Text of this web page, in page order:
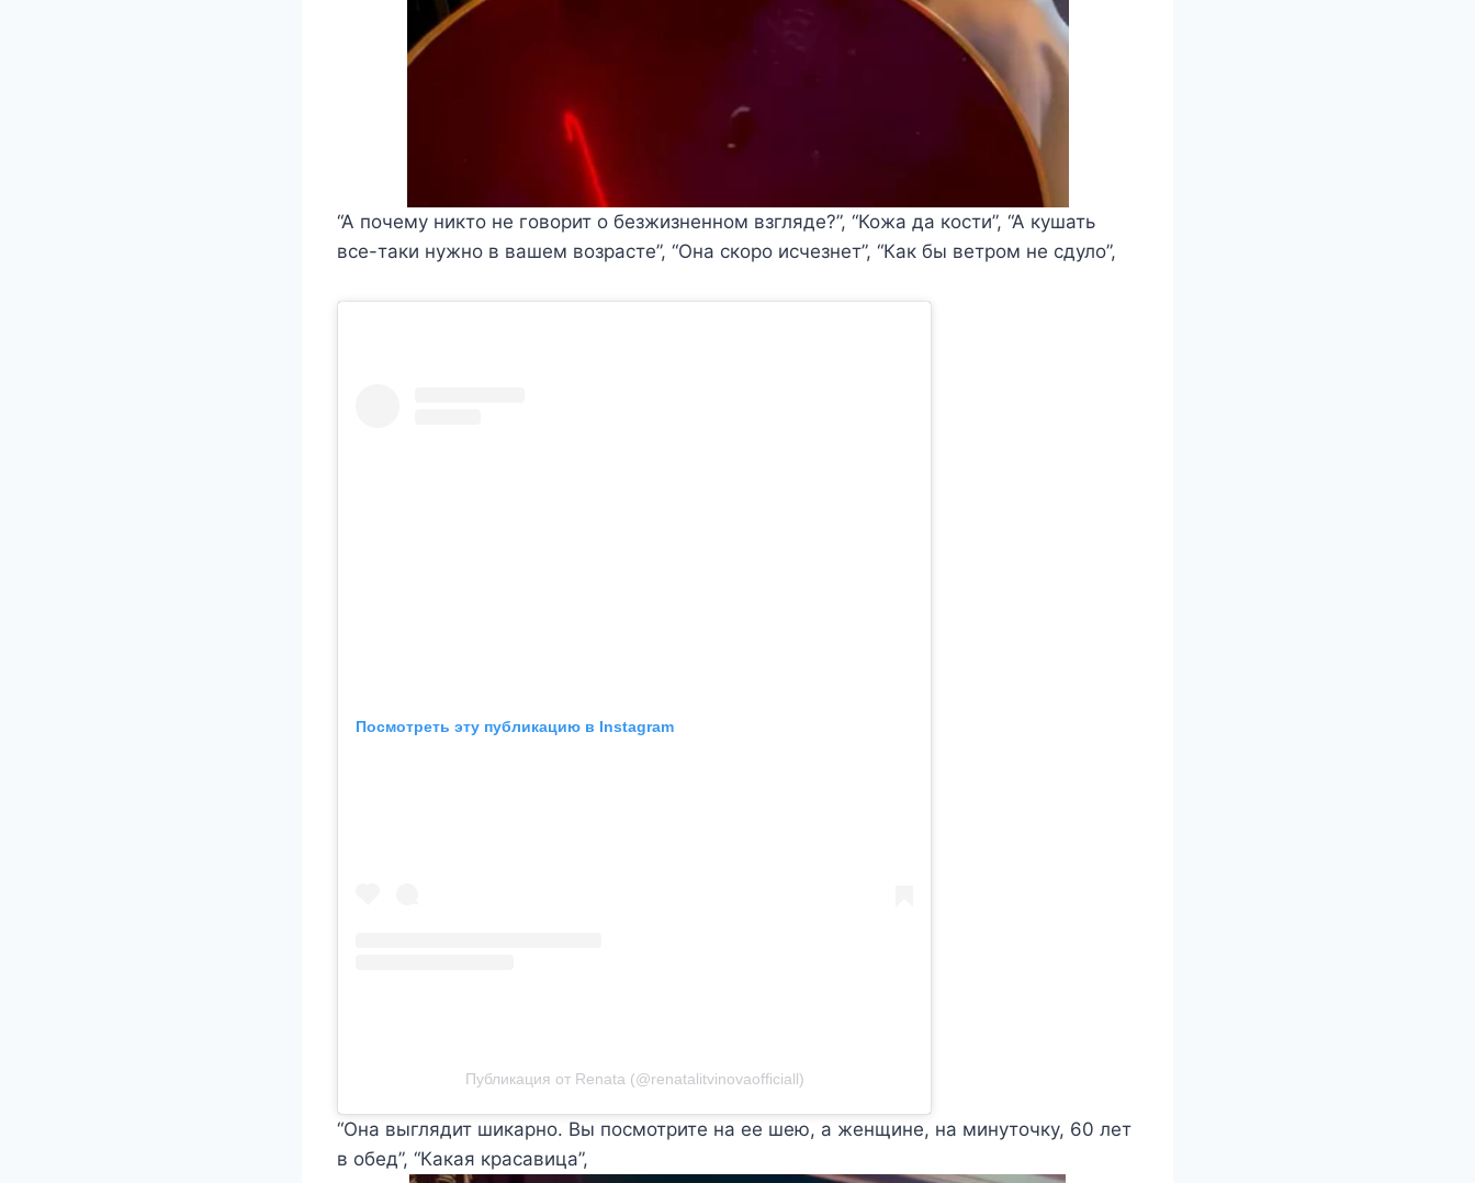
“А почему никто не говорит о безжизненном взгляде?”, “Кожа да кости”, “А кушать
все-таки нужно в вашем возрасте”, “Она скоро исчезнет”, “Как бы ветром не сдуло”,
Посмотреть эту публикацию в Instagram
Публикация от Renata (@renatalitvinovaofficiall)
“Она выглядит шикарно. Вы посмотрите на ее шею, а женщине, на минуточку, 60 лет
в обед”, “Какая красавица”,